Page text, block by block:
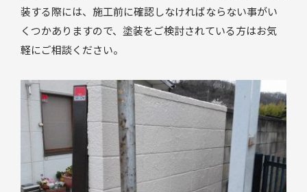
装する際には、施工前に確認しなければならない事がい
くつかありますので、塗装をご検討されている方はお気
軽にご相談ください。